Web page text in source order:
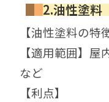
2.油性塗料
【油性塗料の
【適用範囲】
など
【利点】